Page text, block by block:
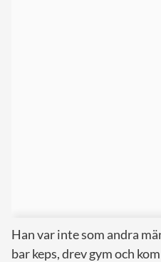
Han var inte som andra
bar keps, drev gym och